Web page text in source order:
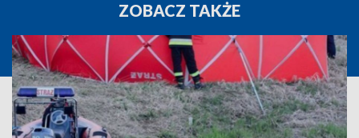
ZOBACZ TAKŻE